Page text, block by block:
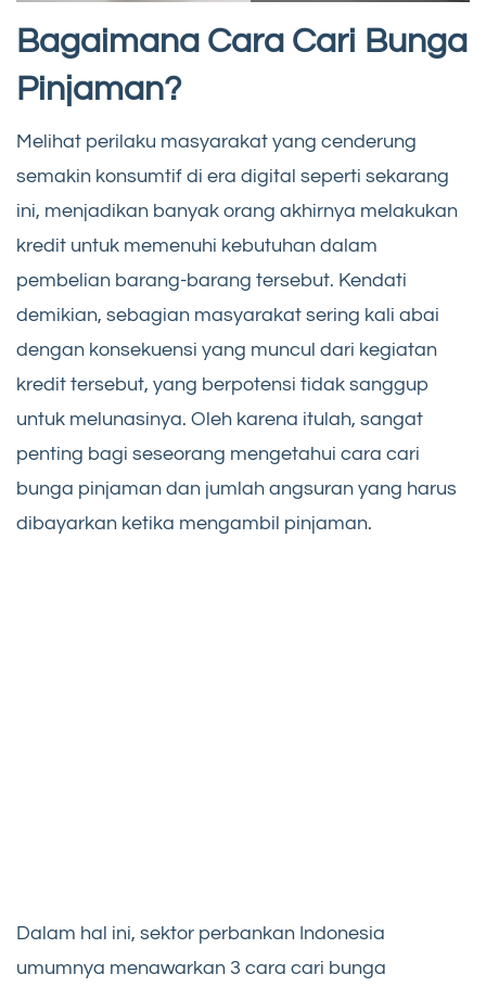
Bagaimana Cara Cari Bunga
Pinjaman?
Melihat perilaku masyarakat yang cenderung
semakin konsumtif di era digital seperti sekarang
ini, menjadikan banyak orang akhirnya melakukan
kredit untuk memenuhi kebutuhan dalam
pembelian barang-barang tersebut. Kendati
demikian, sebagian masyarakat sering kali abai
dengan konsekuensi yang muncul dari kegiatan
kredit tersebut, yang berpotensi tidak sanggup
untuk melunasinya. Oleh karena itulah, sangat
penting bagi seseorang mengetahui cara cari
bunga pinjaman dan jumlah angsuran yang harus
dibayarkan ketika mengambil pinjaman.
Dalam hal ini, sektor perbankan Indonesia
umumnya menawarkan 3 cara cari bunga